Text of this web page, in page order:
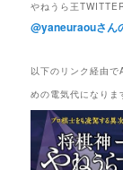
やねうら王
@yaneuraouさん
以下のリンク経由
めの電気代になりま